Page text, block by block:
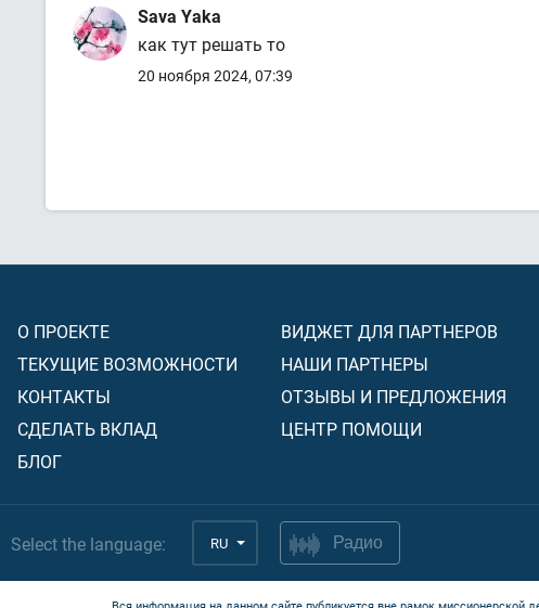
Sava Yaka
как тут решать то
20 ноября 2024, 07:39
О ПРОЕКТЕ
ТЕКУЩИЕ ВОЗМОЖНОСТИ
КОНТАКТЫ
СДЕЛАТЬ ВКЛАД
БЛОГ
ВИДЖЕТ ДЛЯ ПАРТНЕРОВ
НАШИ ПАРТНЕРЫ
ОТЗЫВЫ И ПРЕДЛОЖЕНИЯ
ЦЕНТР ПОМОЩИ
Select the language: RU Радио